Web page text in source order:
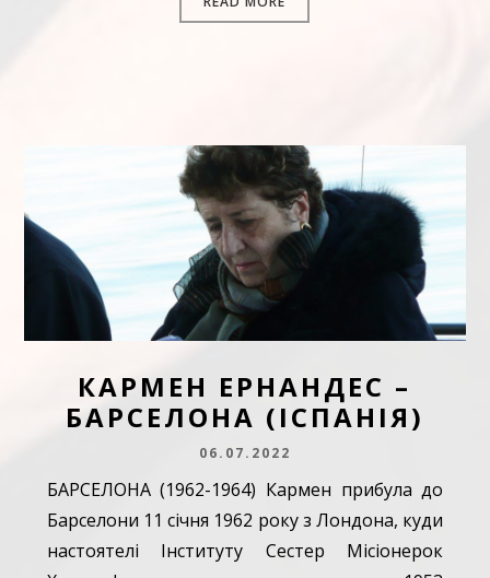
КАРМЕН ЕРНАНДЕС –
БАРСЕЛОНА (ІСПАНІЯ)
06.07.2022
БАРСЕЛОНА (1962-1964) Кармен прибула до
Барселони 11 січня 1962 року з Лондона, куди
настоятелі Інституту Сестер Місіонерок